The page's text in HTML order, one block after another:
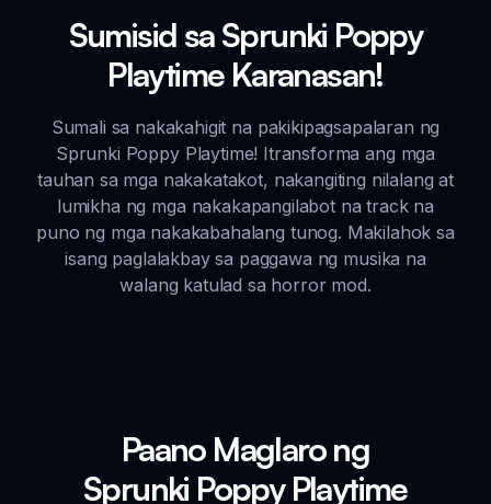
Sumisid sa Sprunki Poppy
Playtime Karanasan!
Sumali sa nakakahigit na pakikipagsapalaran ng
Sprunki Poppy Playtime! Itransforma ang mga
tauhan sa mga nakakatakot, nakangiting nilalang at
lumikha ng mga nakakapangilabot na track na
puno ng mga nakakabahalang tunog. Makilahok sa
isang paglalakbay sa paggawa ng musika na
walang katulad sa horror mod.
Paano Maglaro ng
Sprunki Poppy Playtime